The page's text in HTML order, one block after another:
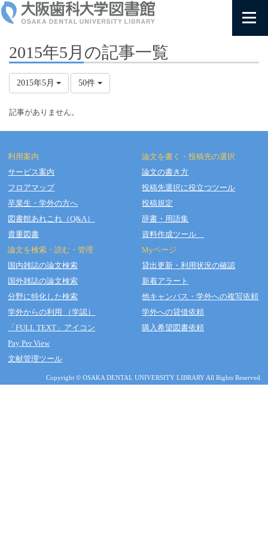
2015年5月の記事一覧
2015年5月 50件
記事がありません。
利用案内
サービス案内
フロアマップ
卒業生・学外の方へ
図書館あれこれ（Q&A）
貴重図書
論文を検索・読む・管理
国内雑誌の論文検索
国外雑誌の論文検索
分野に特化した検索
学外からの利用 （学認）
「FULL TEXT」アイコン
Pay Per View
文献管理ツール
論文を書く・投稿先の選択
論文の書き方
投稿先選択に役立つツール
投稿規定
辞書・用語集
資料作成ツール
Myページ
貸出更新・利用状況の確認
新着アラート
他キャンパス・学外への複写依頼
学外への貸借依頼
購入希望図書依頼
Copyright © OSAKA DENTAL UNIVERSITY LIBRARY All Rights Reserved.
Copyright © OSAKA DENTAL UNIVERSITY LIBRARY All Rights Reserved.